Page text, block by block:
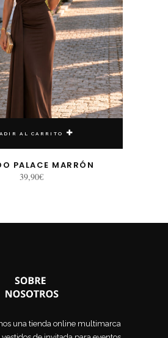
AL CARRITO
PALACE MARRÓN
39,90€
una tienda online multimarca